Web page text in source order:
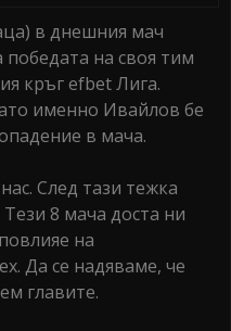
в днешния мач
на своя тим
кръг efbet Лига.
именно Ивайлов бе
в мача.
След тази тежка
8 мача доста ни
на
Да се надяваме, че
главите.